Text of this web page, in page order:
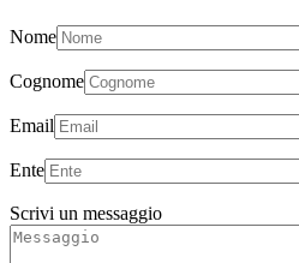
Nome
Cognome
Email
Ente
Scrivi un messaggio